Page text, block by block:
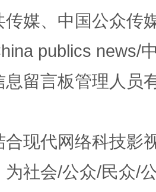
的艺术幻境
传媒、中国公众传
publics news/
息留言板管理人员
合现代网络科技影
为社会/公众/民众/